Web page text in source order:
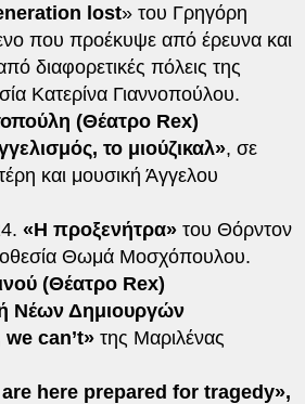
lost» του Γρηγόρη
που προέκυψε από έρευνα και
διαφορετικές πόλεις της
Κατερίνα Γιαννοπούλου.
(Θέατρο Rex)
το μιούζικαλ», σε
και μουσική Άγγελου
«Η προξενήτρα» του Θόρντον
Θωμά Μοσχόπουλου.
(Θέατρο Rex)
Νέων Δημιουργών
we can’t»της Μαριλένας
here prepared for tragedy»,